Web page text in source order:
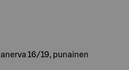
16/19, punainen